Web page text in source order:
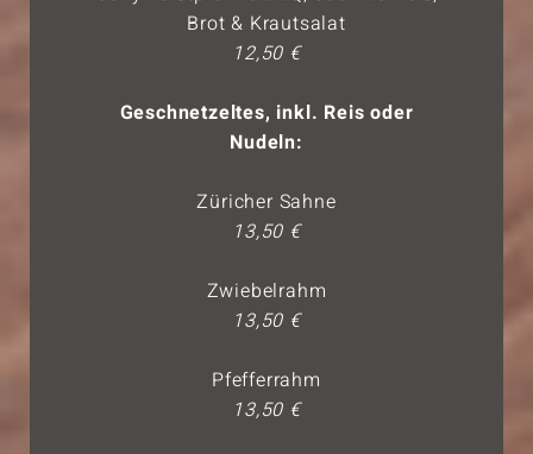
Brot & Krautsalat
12,50 €
Geschnetzeltes, inkl. Reis oder
Nudeln:
Züricher Sahne
13,50 €
Zwiebelrahm
13,50 €
Pfefferrahm
13,50 €